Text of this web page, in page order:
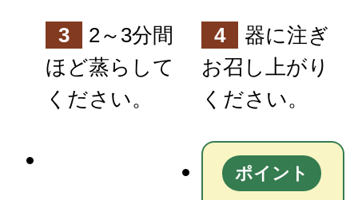
3
2～3分間
ほど蒸らして
ください。
4
器に注ぎ
お召し上がり
ください。
ポイント